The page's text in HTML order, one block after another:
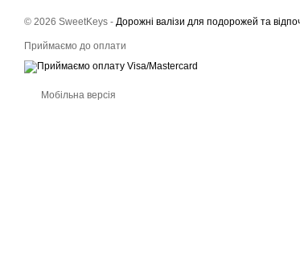
© 2026 SweetKeys - Дорожні валізи для подорожей та
Приймаємо до оплати
Мобільна версія